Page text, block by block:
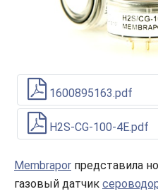
1600895163.pdf
H2S-CG-100-4E.pdf
Membrapor представила
газовый датчик